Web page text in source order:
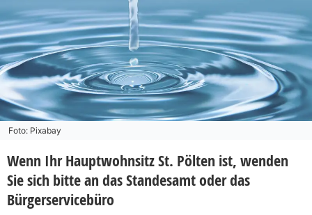
Foto: Pixabay
Wenn Ihr Hauptwohnsitz St. Pölten ist, wenden
Sie sich bitte an das Standesamt oder das
Bürgerservicebüro